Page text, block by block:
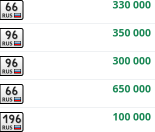
66
RUS
330 000
96
RUS
350 000
96
RUS
300 000
66
RUS
650 000
196
RUS
100 000